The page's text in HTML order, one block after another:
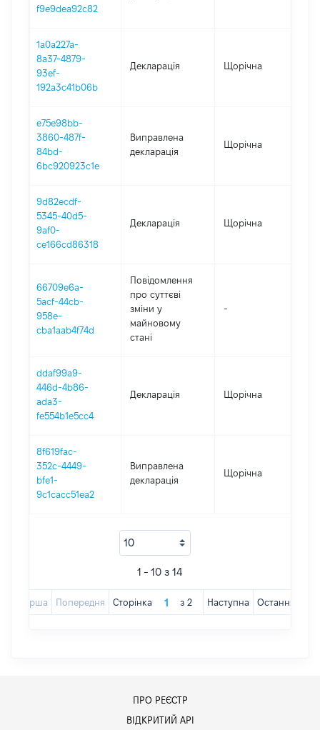
f9e9dea92c82
1a0a227a-
8a37-4879-
93ef-
192a3c41b06b
Декларація Щорічна
e75e98bb-
3860-487f-
84bd-
6bc920923c1e
Виправлена
декларація
Щорічна
9d82ecdf-
5345-40d5-
9af0-
ce166cd86318
Декларація Щорічна
66709e6a-
5acf-44cb-
958e-
cba1aab4f74d
Повідомлення
про суттєві
зміни y
майновому
стані
-
ddaf99a9-
446d-4b86-
ada3-
fe554b1e5cc4
Декларація Щорічна
8f619fac-
352c-4449-
bfe1-
9c1cacc51ea2
Виправлена
декларація
Щорічна
1 - 10 з 14
Перша Попередня Сторінка з 2 Наступна Остання
ПРО РЕЄСТР
ВІДКРИТИЙ АРІ